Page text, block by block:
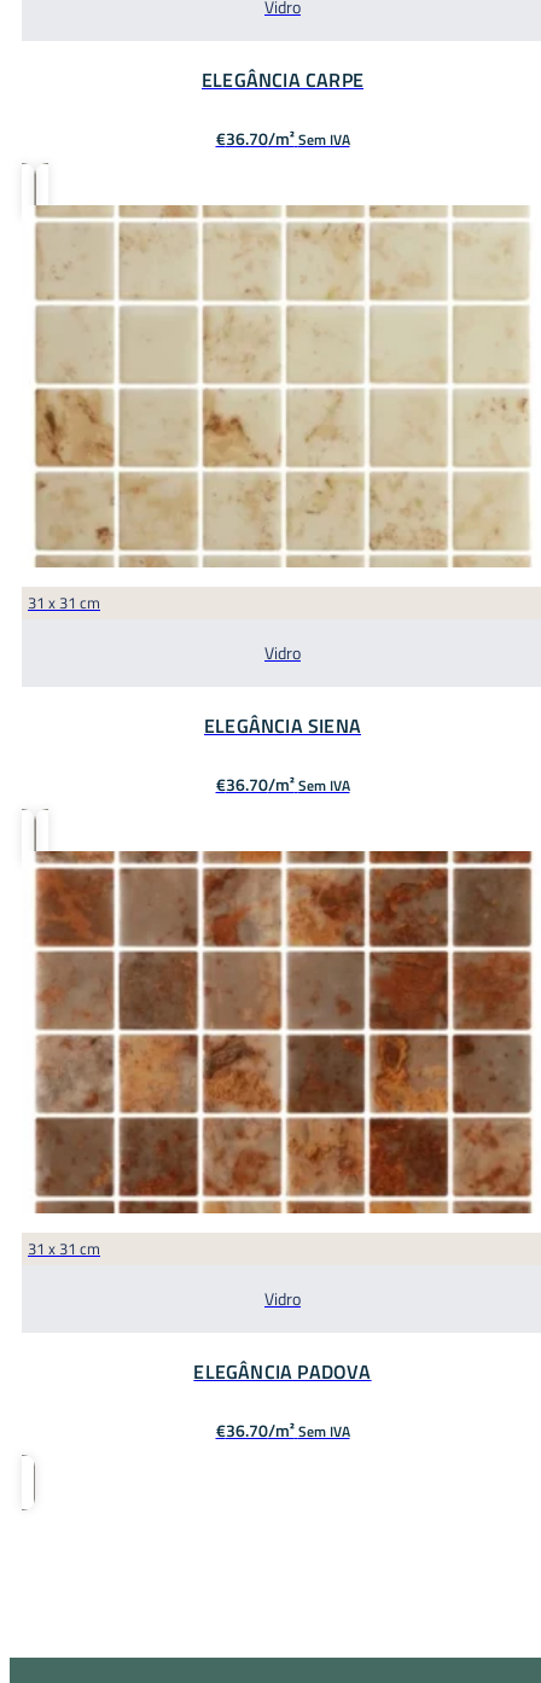
Vidro
ELEGÂNCIA CARPE
€36.70 Sem IVA
31 x 31 cm
Vidro
ELEGÂNCIA SIENA
€36.70 Sem IVA
31 x 31 cm
Vidro
ELEGÂNCIA PADOVA
€36.70 Sem IVA